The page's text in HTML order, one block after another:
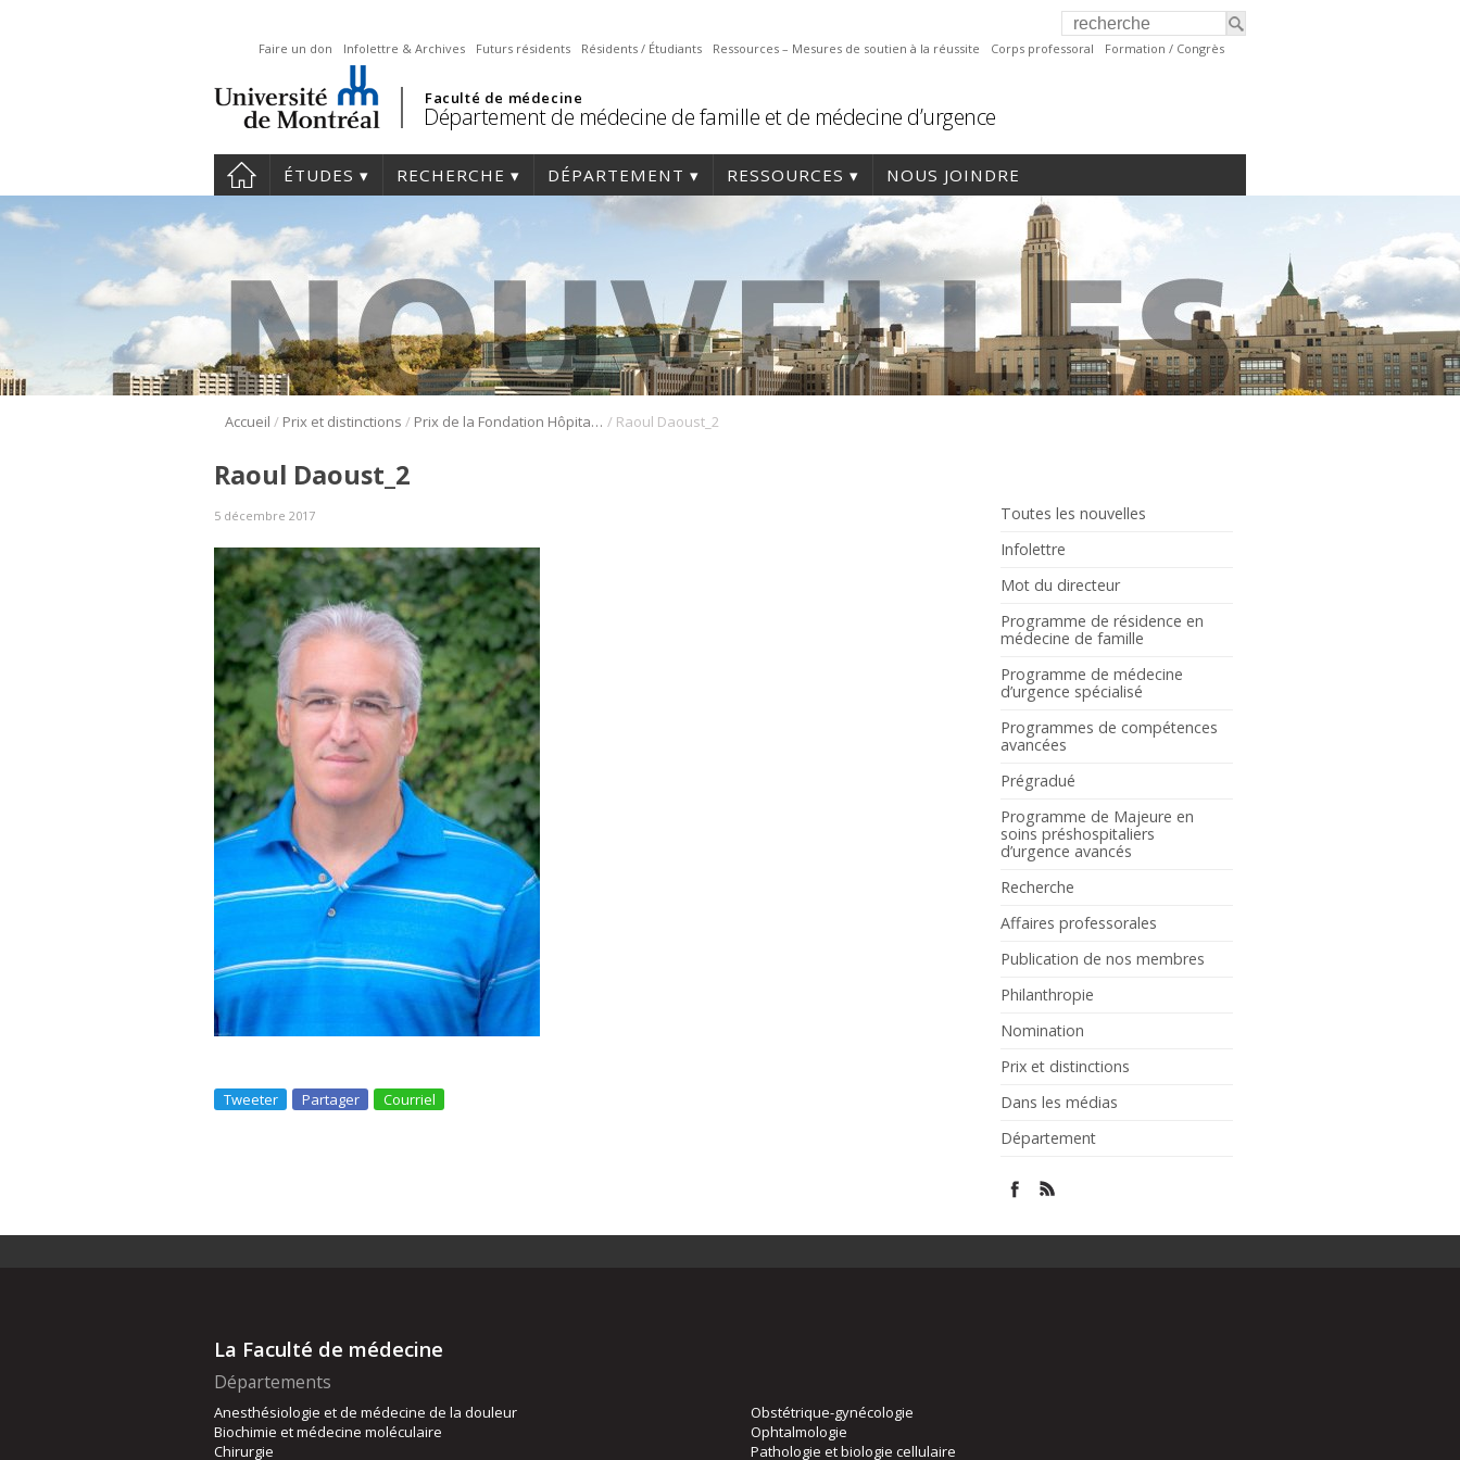
Faire un don Infolettre & Archives Futurs résidents Résidents / Étudiants Ressources – Mesures de soutien à la réussite Corps professoral Formation / Congrès
Faculté de médecine
Département de médecine de famille et de médecine d’urgence
ÉTUDES RECHERCHE DÉPARTEMENT RESSOURCES NOUS JOINDRE
Accueil / Prix et distinctions / Prix de la Fondation Hôpital du Sacré-Cœur de Montréal. / Raoul Daoust_2
Toutes les nouvelles
Infolettre
Mot du directeur
Programme de résidence en
médecine de famille
Programme de médecine
d’urgence spécialisé
Programmes de compétences
avancées
Prégradué
Programme de Majeure en
soins préshospitaliers
d’urgence avancés
Recherche
Affaires professorales
Publication de nos membres
Philanthropie
Nomination
Prix et distinctions
Dans les médias
Département
Raoul Daoust_2
5 décembre 2017
Tweeter Partager Courriel
La Faculté de médecine
Départements
Anesthésiologie et de médecine de la douleur
Biochimie et médecine moléculaire
Chirurgie
Obstétrique-gynécologie
Ophtalmologie
Pathologie et biologie cellulaire